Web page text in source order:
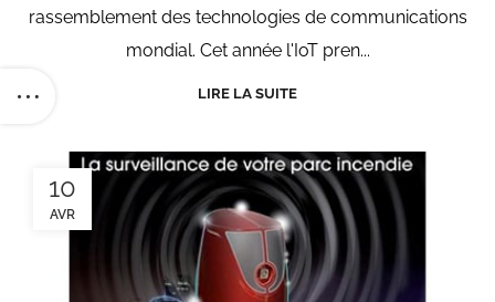
rassemblement des technologies de communications
mondial. Cet année l'IoT pren...
LIRE LA SUITE
10
AVR